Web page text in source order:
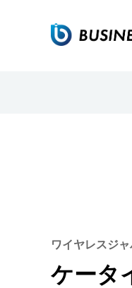
ワイヤレスジ
ケータ